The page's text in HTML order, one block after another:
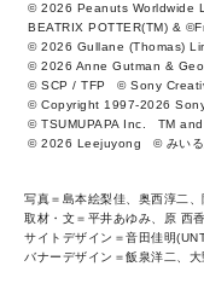
© 2026 Peanuts Worldwide
BEATRIX POTTER(TM) &
© 2026 Gullane (Thomas)
© 2026 Anne Gutman &
© SCP / TFP
© Sony
© Copyright 1997-2026
© TSUMUPAPA Inc.
TM
© 2026 Leejuyong
© みい
写真＝島本絵梨佳、奥西淳二
取材・文＝平井あゆみ、原 西
サイトデザイン＝音田佳明
バナーデザイン＝飯泉洋二、